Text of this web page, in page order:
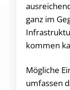
ganz im
kommen
Mögliche
umfassen